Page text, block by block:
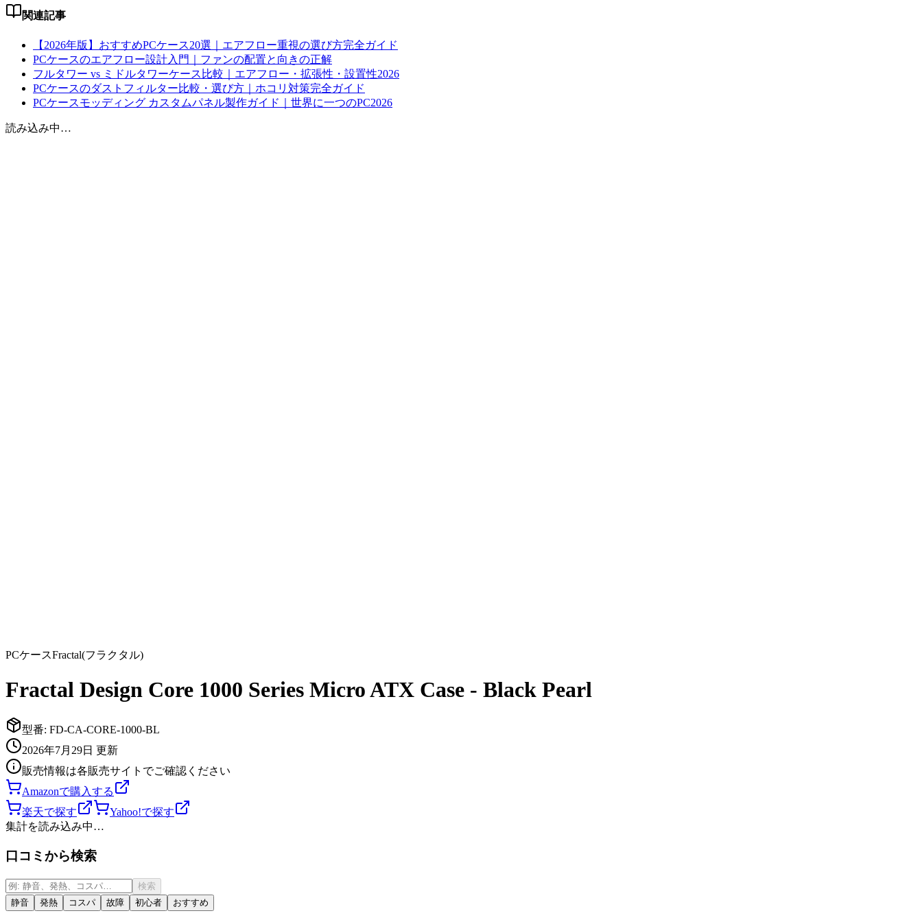
関連記事
【2026年版】おすすめPCケース20選｜エアフロー重視の選び方完全ガイド
PCケースのエアフロー設計入門｜ファンの配置と向きの正解
フルタワー vs ミドルタワーケース比較｜エアフロー・拡張性・設置性2026
PCケースのダストフィルター比較・選び方｜ホコリ対策完全ガイド
PCケースモッディング カスタムパネル製作ガイド｜世界に一つのPC2026
読み込み中…
PCケースFractal(フラクタル)
Fractal Design Core 1000 Series Micro ATX Case - Black Pearl
型番: FD-CA-CORE-1000-BL
2026年7月29日 更新
販売情報は各販売サイトでご確認ください
Amazonで購入する
楽天で探す
Yahoo!で探す
集計を読み込み中…
口コミから検索
検索
静音
発熱 コスパ 故障 初心者 おすすめ